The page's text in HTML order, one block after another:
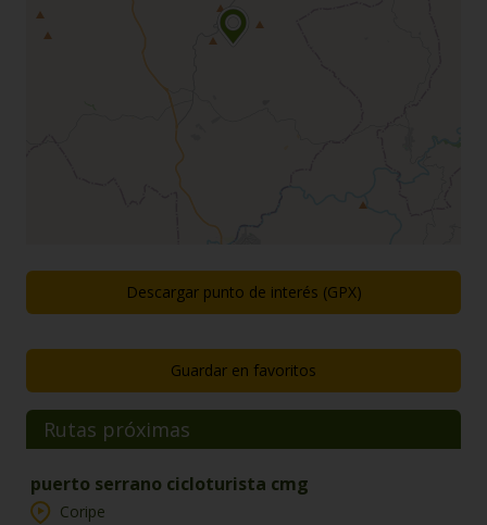
Descargar punto de interés (GPX)
Guardar en favoritos
Rutas próximas
puerto serrano cicloturista cmg
Coripe